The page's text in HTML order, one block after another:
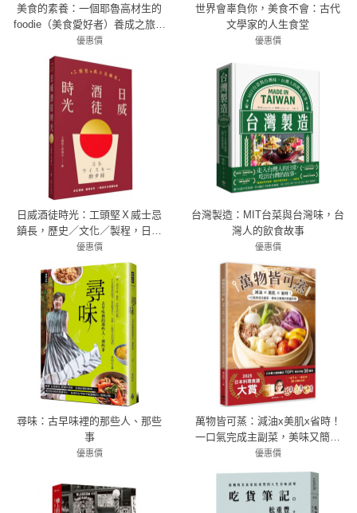
美食的素養：一個耶魯高材生的
foodie（美食愛好者）養成之旅，
「世界第一美食家」教你豐富人
生的美食思考法
優惠價
79折 411元
世界會辜負你，美食不會：古代
文學家的人生食堂
優惠價
日威酒徒時光：工頭堅Ｘ威士忌
鎮長，歷史／文化／製程，日本
百年三代酒廠的豐盛之旅
優惠價
79折 490元
台灣製造：MIT台菜與台灣味，台
灣人的飲食故事
優惠價
79折 1185元
尋味：古早味裡的那些人、那些
事
優惠價
萬物皆可蒸：減油x美肌x省時！
一口氣完成主副菜，美味又簡單
的蒸籠料理
優惠價
79折 315元